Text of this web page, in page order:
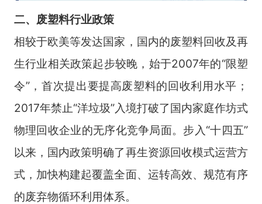
二、 废塑料行业政策
相较于欧美等发达国家，国内的废塑料回收及再
生行业相关政策起步较晚，始于2007年的“限塑
令”，首次提出要提高废塑料的回收利用水平；
2017年禁止“洋垃圾”入境打破了国内家庭作坊式
物理回收企业的无序化竞争局面。步入“十四五”
以来，国内政策明确了再生资源回收模式运营方
式，加快构建起覆盖全面、运转高效、规范有序
的废弃物循环利用体系。